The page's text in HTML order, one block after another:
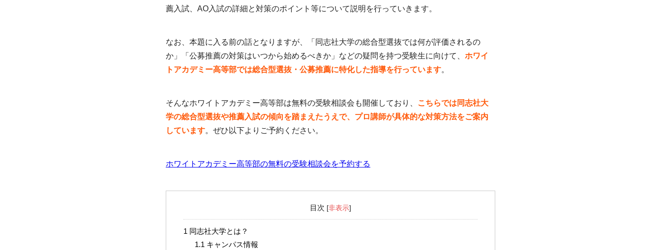
薦入試、AO入試の詳細と対策のポイント等について説明を行っていきます。
なお、本題に入る前の話となりますが、「同志社大学の総合型選抜では何が評価されるの
か」「公募推薦の対策はいつから始めるべきか」などの疑問を持つ受験生に向けて、 ホワイ
トアカデミー高等部では総合型選抜・公募推薦に特化した指導を行っています。
そんなホワイトアカデミー高等部は無料の受験相談会も開催しており、 こちらでは同志社大
学の総合型選抜や推薦入試の傾向を踏まえたうえで、プロ講師が具体的な対策方法をご案内
しています。ぜひ以下よりご予約ください。
ホワイトアカデミー高等部の無料の受験相談会を予約する
目次 [非表示]
1 同志社大学とは？
1.1 キャンパス情報